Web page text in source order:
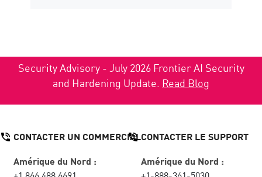
Security Advisory - July 2026 Frontier AI Security
and Hardening Update. Read Blog
CONTACTER UN COMMERCIAL
Amérique du Nord :
CONTACTER LE SUPPORT
Amérique du Nord :